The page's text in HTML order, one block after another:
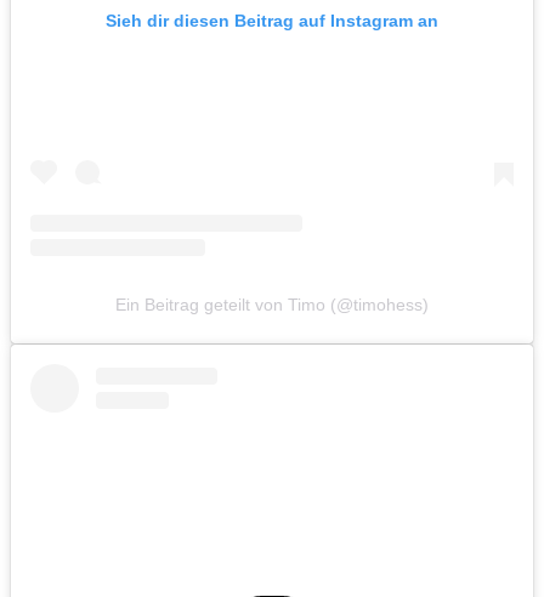
Sieh dir diesen Beitrag auf Instagram an
Ein Beitrag geteilt von Timo (@timohess)